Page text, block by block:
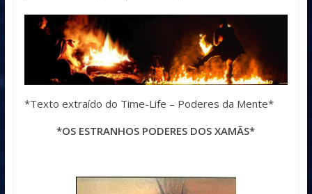
*Texto extraído do Time-Life – Poderes da Mente*
*OS ESTRANHOS PODERES DOS XAMÃS*